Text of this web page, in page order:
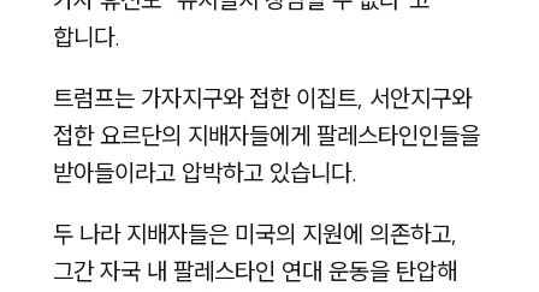
합니다.
트럼프는 가자지구와 접한 이집트, 서안지구와
접한 요르단의 지배자들에게 팔레스타인인들을
받아들이라고 압박하고 있습니다.
두 나라 지배자들은 미국의 지원에 의존하고,
그간 자국 내 팔레스타인 연대 운동을 탄압해